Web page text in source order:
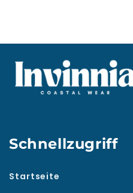
Schnellzugriff
Startseite